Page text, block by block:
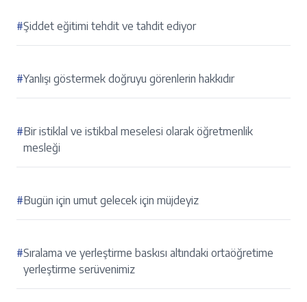
#Şiddet eğitimi tehdit ve tahdit ediyor
#Yanlışı göstermek doğruyu görenlerin hakkıdır
#Bir istiklal ve istikbal meselesi olarak öğretmenlik
mesleği
#Bugün için umut gelecek için müjdeyiz
#Sıralama ve yerleştirme baskısı altındaki ortaöğretime
yerleştirme serüvenimiz